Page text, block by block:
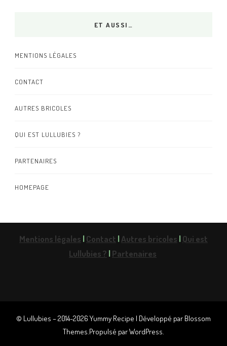
ET AUSSI…
MENTIONS LÉGALES
CONTACT
AUTRES BRICOLES
QUI EST LULLUBIES ?
PARTENAIRES
HOMEPAGE
Mentions légales |Contact |Autres bricoles |Qui est
Lullubies ? |Partenaires
© Lullubies – 2014-2026Yummy Recipe | Développé par Blossom
Themes.Propulsé parWordPress.